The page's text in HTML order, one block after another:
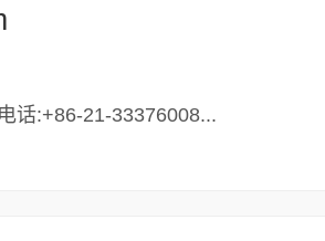
话:+86-21-33376008...